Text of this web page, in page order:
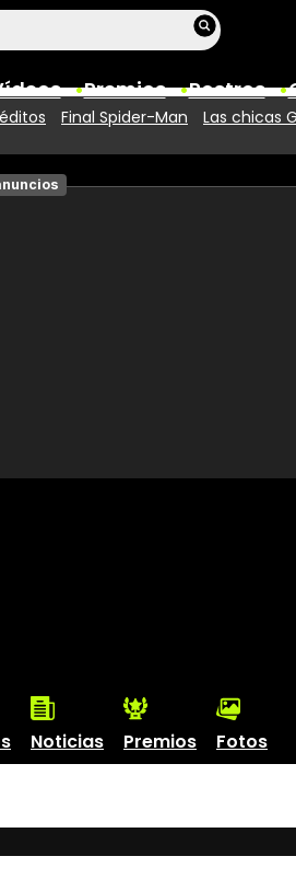
Premios Rostros
Fotos
Final Spider-Man Las chicas
Noticias Premios Fotos